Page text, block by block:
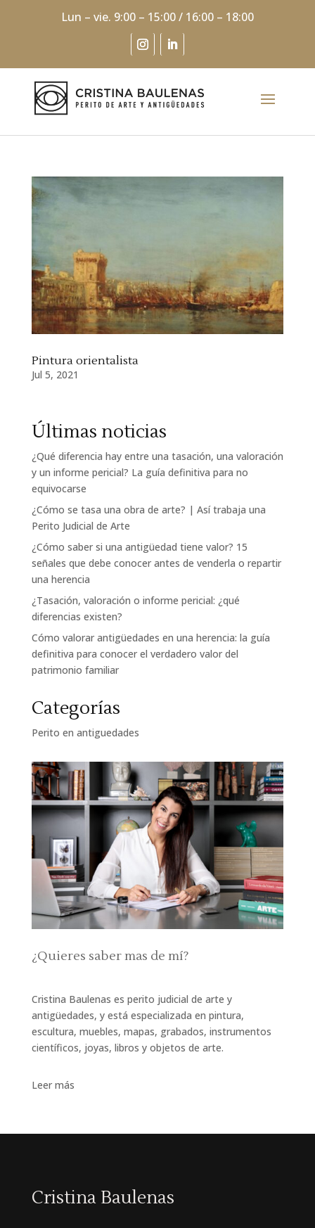
Lun – vie. 9:00 – 15:00 / 16:00 – 18:00
Pintura orientalista
Jul 5, 2021
Últimas noticias
¿Qué diferencia hay entre una tasación, una valoración
y un informe pericial? La guía definitiva para no
equivocarse
¿Cómo se tasa una obra de arte? | Así trabaja una
Perito Judicial de Arte
¿Cómo saber si una antigüedad tiene valor? 15
señales que debe conocer antes de venderla o repartir
una herencia
¿Tasación, valoración o informe pericial: ¿qué
diferencias existen?
Cómo valorar antigüedades en una herencia: la guía
definitiva para conocer el verdadero valor del
patrimonio familiar
Categorías
Perito en antiguedades
¿Quieres saber mas de mí?
Cristina Baulenas es perito judicial de arte y
antigüedades, y está especializada en pintura,
escultura, muebles, mapas, grabados, instrumentos
científicos, joyas, libros y objetos de arte.
Leer más
Cristina Baulenas